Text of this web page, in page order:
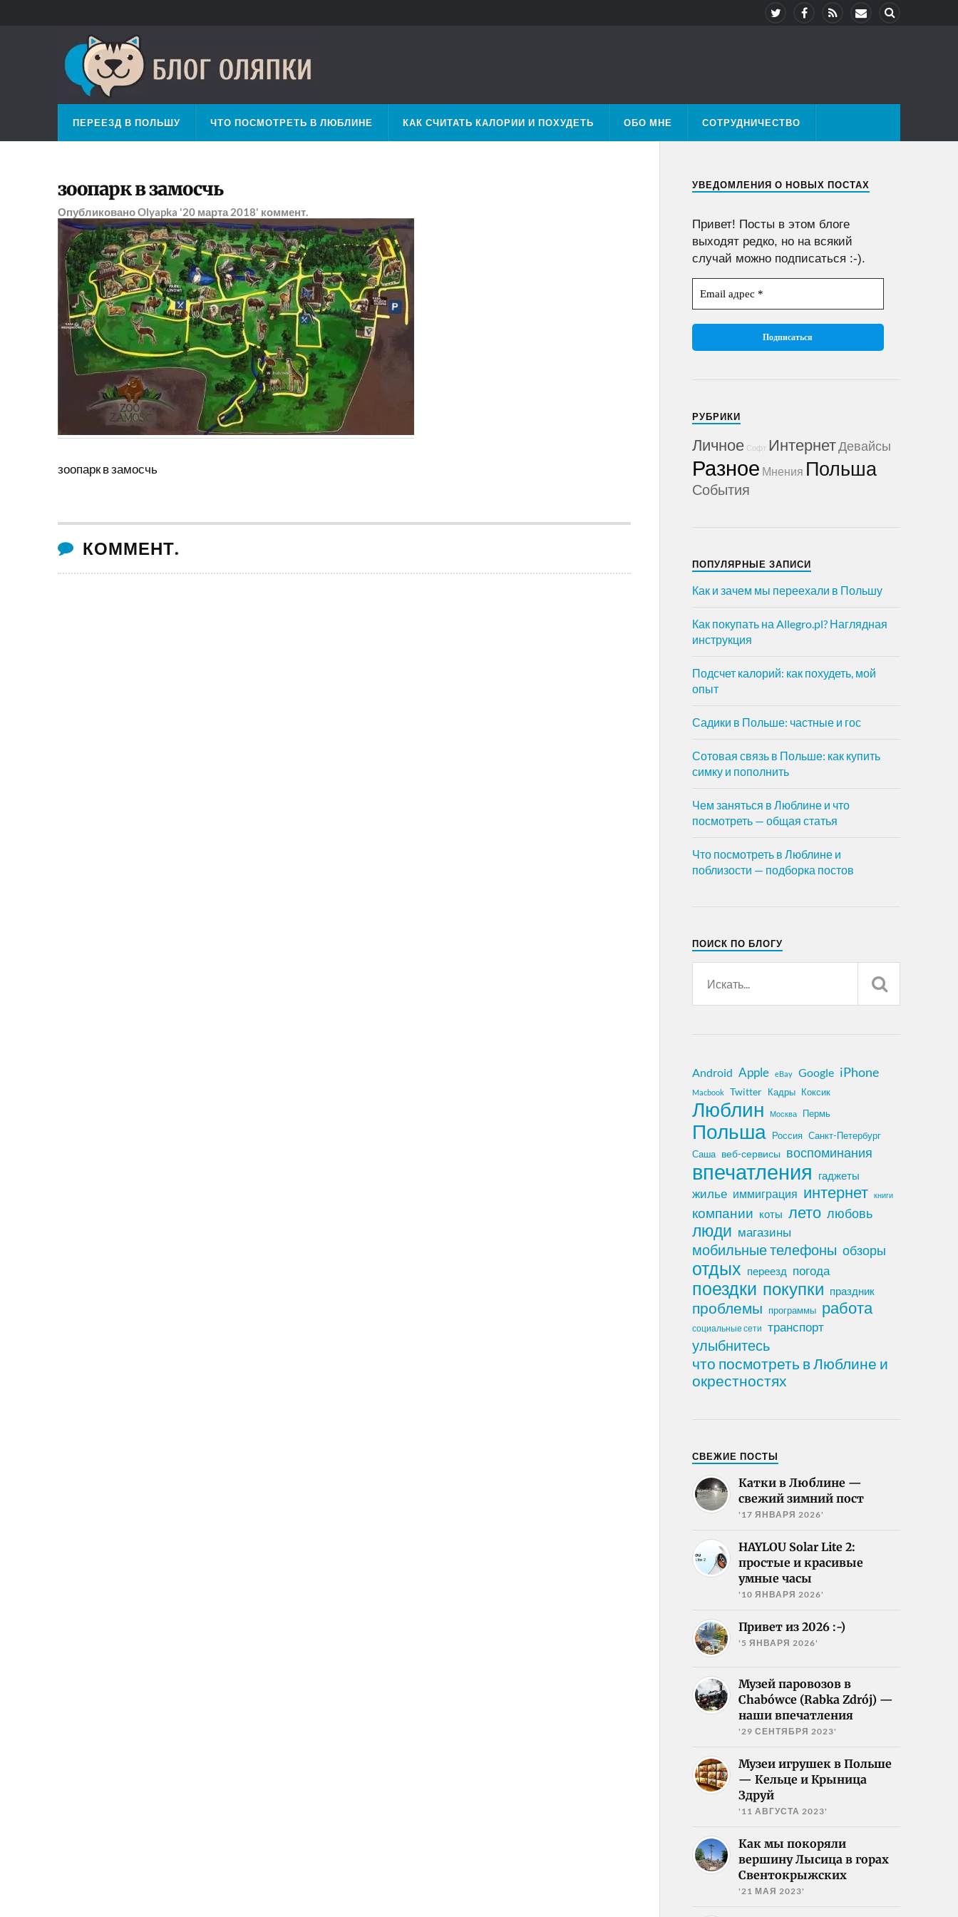
ПЕРЕЕЗД В ПОЛЬШУ ЧТО ПОСМОТРЕТЬ В ЛЮБЛИНЕ КАК СЧИТАТЬ КАЛОРИИ И ПОХУДЕТЬ ОБО МНЕ СОТРУДНИЧЕСТВО
зоопарк в замосчь
ОпубликованоOlyapka '20 марта 2018' коммент.
зоопарк в замосчь
КОММЕНТ.
УВЕДОМЛЕНИЯ О НОВЫХ ПОСТАХ
Привет! Посты в этом блоге
выходят редко, но на всякий
случай можно подписаться :-).
РУБРИКИ
Личное Софт ИнтернетДевайсы
Разное Мнения Польша
События
ПОПУЛЯРНЫЕ ЗАПИСИ
Как и зачем мы переехали в Польшу
Как покупать на Allegro.pl? Наглядная
инструкция
Подсчет калорий: как похудеть, мой
опыт
Садики в Польше: частные и гос
Сотовая связь в Польше: как купить
симку и пополнить
Чем заняться в Люблине и что
посмотреть — общая статья
Что посмотреть в Люблине и
поблизости — подборка постов
ПОИСК ПО БЛОГУ
Android Apple eBay Google iPhone
Macbook Twitter Кадры Коксик
Люблин Москва Пермь
Польша Россия Санкт-Петербург
Саша веб-сервисы воспоминания
впечатления гаджеты
жилье иммиграция интернет книги
компании коты лето любовь
люди магазины
мобильные телефоны обзоры
отдых переезд погода
поездки покупки праздник
проблемы программы работа
социальные сети транспорт
улыбнитесь
что посмотреть в Люблине и
окрестностях
СВЕЖИЕ ПОСТЫ
Катки в Люблине —
свежий зимний пост
'17 ЯНВАРЯ 2026'
HAYLOU Solar Lite 2:
простые и красивые
умные часы
'10 ЯНВАРЯ 2026'
Привет из 2026 :-)
'5 ЯНВАРЯ 2026'
Музей паровозов в
Chabówce (Rabka Zdrój) —
наши впечатления
'29 СЕНТЯБРЯ 2023'
Музеи игрушек в Польше
— Кельце и Крыница
Здруй
'11 АВГУСТА 2023'
Как мы покоряли
вершину Лысица в горах
Свентокрыжских
'21 МАЯ 2023'